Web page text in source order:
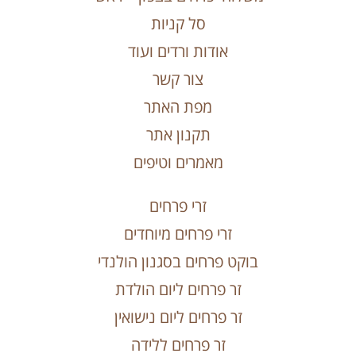
סל קניות
אודות ורדים ועוד
צור קשר
מפת האתר
תקנון אתר
מאמרים וטיפים
זרי פרחים
זרי פרחים מיוחדים
בוקט פרחים בסגנון הולנדי
זר פרחים ליום הולדת
זר פרחים ליום נישואין
זר פרחים ללידה